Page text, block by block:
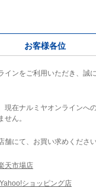
お客様各位
インをご利用いただき、誠
現在ナルミヤオンラインへ
ん。
舗にて、お買い求めください
天市場店
ショッピング店